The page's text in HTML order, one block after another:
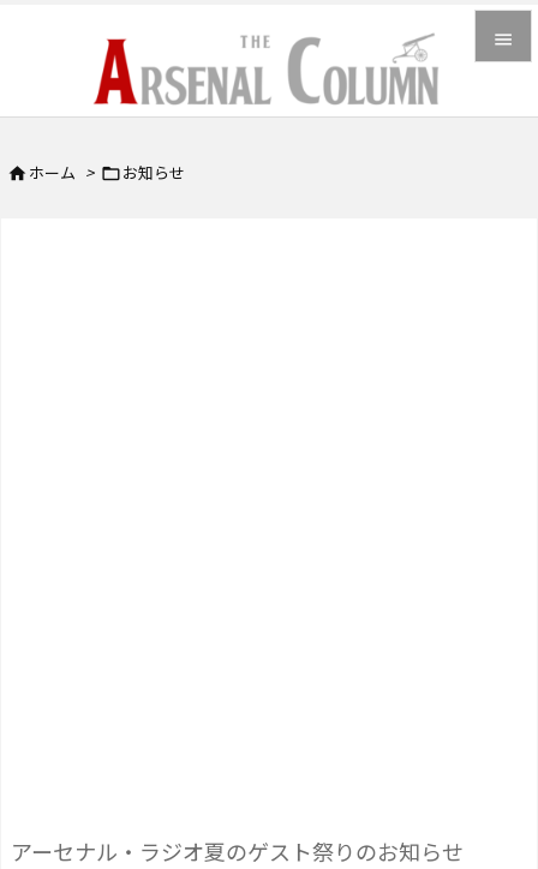

メニュ
 ホーム > お知らせ
アーセナル・ラジオ夏のゲスト祭りのお知らせ